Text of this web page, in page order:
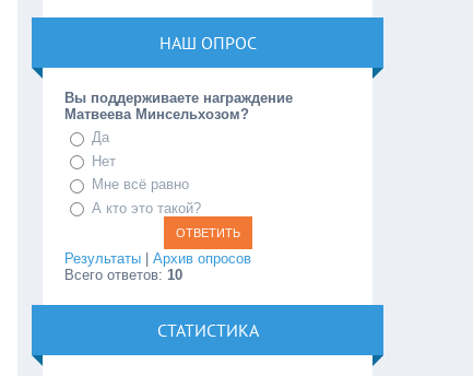
НАШ ОПРОС
Вы поддерживаете награждение
Матвеева Минсельхозом?
Да
Нет
Мне всё равно
А кто это такой?
Результаты |Архив опросов
Всего ответов:10
СТАТИСТИКА